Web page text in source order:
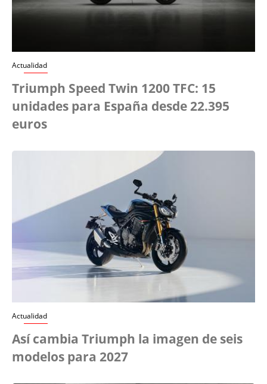
Actualidad
Triumph Speed Twin 1200 TFC: 15
unidades para España desde 22.395
euros
Actualidad
Así cambia Triumph la imagen de seis
modelos para 2027